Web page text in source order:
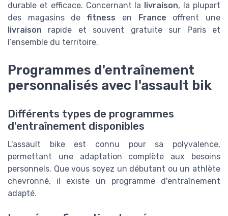
durable et efficace. Concernant la
livraison, la plupart
des magasins defitness en France offrent une
livraison rapide et souvent gratuite sur Paris et
l’ensemble du territoire.
Programmes d'entraînement
personnalisés avec l'assault bik
Différents types de programmes
d'entraînement disponibles
L'assault bike est connu pour sa polyvalence,
permettant une adaptation complète aux besoins
personnels. Que vous soyez un débutant ou un athlète
chevronné, il existe un programme d'entraînement
adapté.